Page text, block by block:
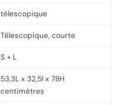
télescopique
Télescopique, courte
S + L
53,3L x 32,5l x 78H
centimètres